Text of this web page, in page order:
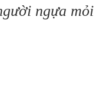
ngựa mỏi